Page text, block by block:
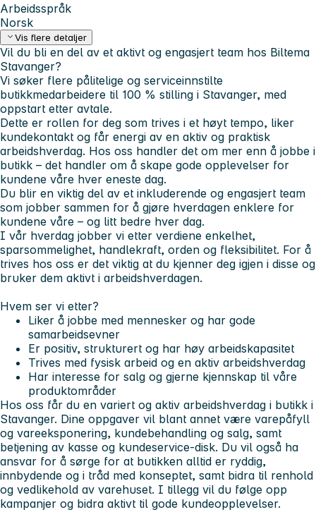
Arbeidsspråk
Norsk
Vis flere detaljer
Vil du bli en del av et aktivt og engasjert team hos Biltema
Stavanger?
Vi søker flere pålitelige og serviceinnstilte
butikkmedarbeidere til 100 % stilling i Stavanger, med
oppstart etter avtale.
Dette er rollen for deg som trives i et høyt tempo, liker
kundekontakt og får energi av en aktiv og praktisk
arbeidshverdag. Hos oss handler det om mer enn å jobbe i
butikk – det handler om å skape gode opplevelser for
kundene våre hver eneste dag.
Du blir en viktig del av et inkluderende og engasjert team
som jobber sammen for å gjøre hverdagen enklere for
kundene våre – og litt bedre hver dag.
I vår hverdag jobber vi etter verdiene enkelhet,
sparsommelighet, handlekraft, orden og fleksibilitet. For å
trives hos oss er det viktig at du kjenner deg igjen i disse og
bruker dem aktivt i arbeidshverdagen.
Hvem ser vi etter?
Liker å jobbe med mennesker og har gode
samarbeidsevner
Er positiv, strukturert og har høy arbeidskapasitet
Trives med fysisk arbeid og en aktiv arbeidshverdag
Har interesse for salg og gjerne kjennskap til våre
produktområder
Hos oss får du en variert og aktiv arbeidshverdag i butikk i
Stavanger. Dine oppgaver vil blant annet være varepåfyll
og vareeksponering, kundebehandling og salg, samt
betjening av kasse og kundeservice-disk. Du vil også ha
ansvar for å sørge for at butikken alltid er ryddig,
innbydende og i tråd med konseptet, samt bidra til renhold
og vedlikehold av varehuset. I tillegg vil du følge opp
kampanjer og bidra aktivt til gode kundeopplevelser.